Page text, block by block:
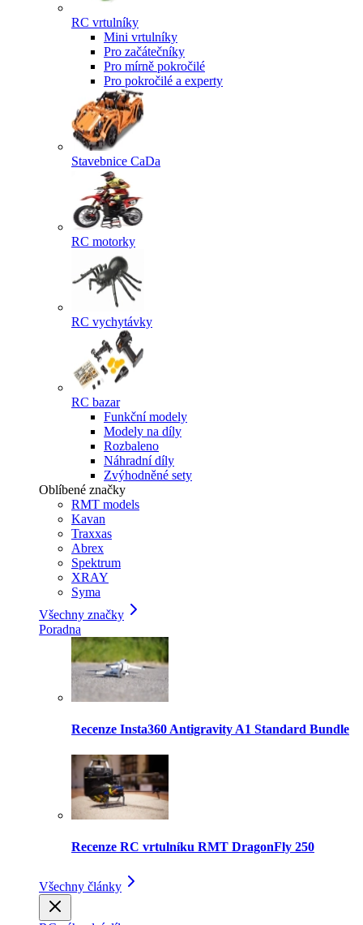
RC vrtulníky
Mini vrtulníky
Pro začátečníky
Pro mírně pokročilé
Pro pokročilé a experty
Stavebnice CaDa
RC motorky
RC vychytávky
RC bazar
Funkční modely
Modely na díly
Rozbaleno
Náhradní díly
Zvýhodněné sety
Oblíbené značky
RMT models
Kavan
Traxxas
Abrex
Spektrum
XRAY
Syma
Všechny značky
Poradna
Recenze Insta360 Antigravity A1 Standard Bundle
Recenze RC vrtulníku RMT DragonFly 250
Všechny články